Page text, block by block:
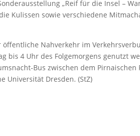
„Reif für die Insel –
Kulissen sowie verschiedene
Nahverkehr im
bis 4 Uhr des Folgemorgens genutzt
Bus zwischen dem Pirnaischen
Universität Dresden. (StZ)